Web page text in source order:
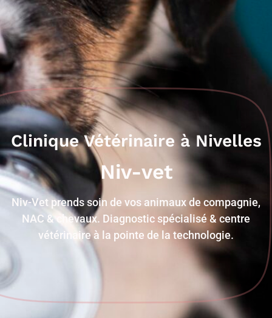
Clinique Vétérinaire à Nivelles
Niv-vet
Niv-Vet prends soin de vos animaux de compagnie,
NAC & chevaux. Diagnostic spécialisé & centre
vétérinaire à la pointe de la technologie.